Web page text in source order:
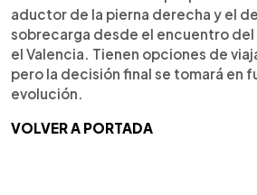
aductor de la pierna derecha y el
sobrecarga desde el encuentro del
el Valencia. Tienen opciones de
pero la decisión final se tomará en
evolución.
VOLVER A PORTADA